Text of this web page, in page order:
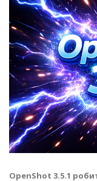
OpenShot 3.5.1